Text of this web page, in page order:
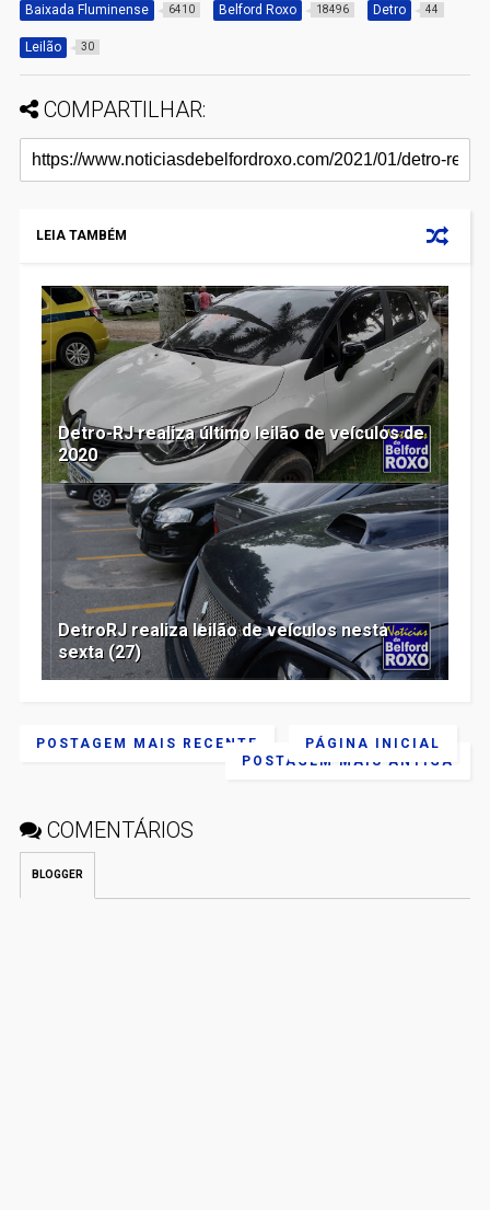
Baixada Fluminense 6410 Belford Roxo 18496 Detro 44
Leilão 30
COMPARTILHAR:
LEIA TAMBÉM
Detro-RJ realiza último leilão de veículos de
2020
DetroRJ realiza leilão de veículos nesta
sexta (27)
POSTAGEM MAIS RECENTE
POSTAGEM MAIS ANTIGA
PÁGINA INICIAL
COMENTÁRIOS
BLOGGER